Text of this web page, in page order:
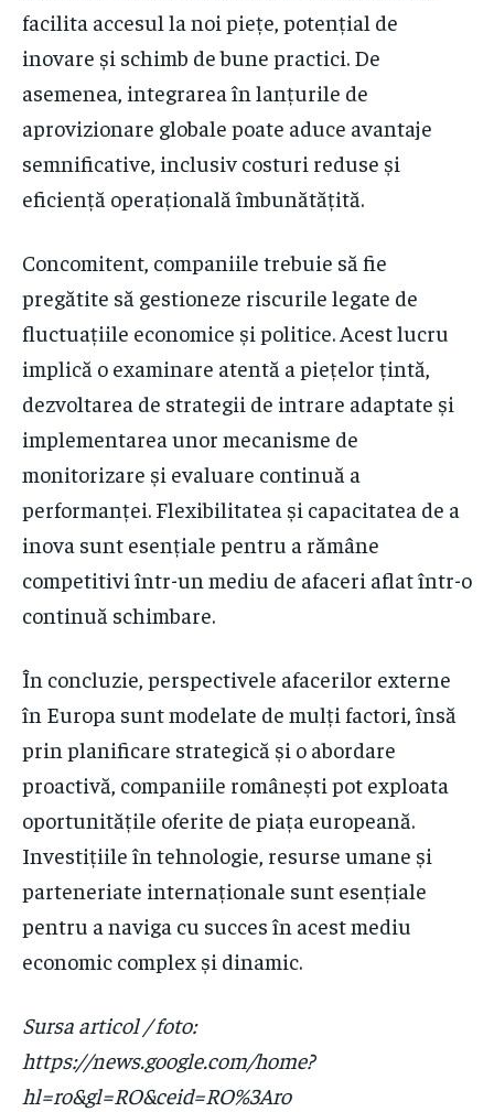
facilita accesul la noi piețe, potențial de
inovare și schimb de bune practici. De
asemenea, integrarea în lanțurile de
aprovizionare globale poate aduce avantaje
semnificative, inclusiv costuri reduse și
eficiență operațională îmbunătățită.
Concomitent, companiile trebuie să fie
pregătite să gestioneze riscurile legate de
fluctuațiile economice și politice. Acest lucru
implică o examinare atentă a piețelor țintă,
dezvoltarea de strategii de intrare adaptate și
implementarea unor mecanisme de
monitorizare și evaluare continuă a
performanței. Flexibilitatea și capacitatea de a
inova sunt esențiale pentru a rămâne
competitivi într-un mediu de afaceri aflat într-o
continuă schimbare.
În concluzie, perspectivele afacerilor externe
în Europa sunt modelate de mulți factori, însă
prin planificare strategică și o abordare
proactivă, companiile românești pot exploata
oportunitățile oferite de piața europeană.
Investițiile în tehnologie, resurse umane și
parteneriate internaționale sunt esențiale
pentru a naviga cu succes în acest mediu
economic complex și dinamic.
Sursa articol / foto:
https://news.google.com/home?
hl=ro&gl=RO&ceid=RO%3Aro